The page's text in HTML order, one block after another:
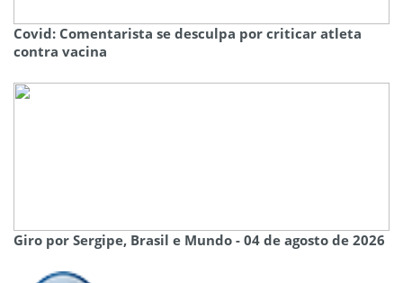
Covid: Comentarista se desculpa por criticar atleta
contra vacina
Giro por Sergipe, Brasil e Mundo - 04 de agosto de 2026